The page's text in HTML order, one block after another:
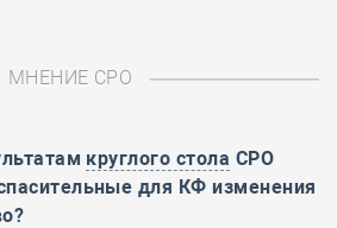
МНЕНИЕ СРО
круглого стола СРО
для КФ изменения